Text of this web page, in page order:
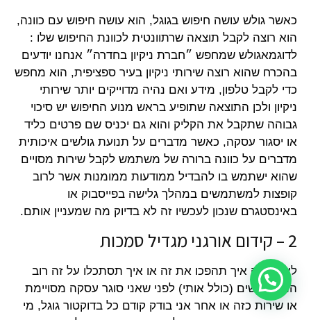
כאשר גולש עושה חיפוש בגוגל, הוא עושה חיפוש עם כוונה,
הוא רוצה לקבל תוצאה שרתוונטית לכוונת החיפוש שלו :
לדוגמאגולש שמחפש ״חברת ניקיון בחדרה״ אנחנו יודעים
בהכרח שהוא רוצה שירותי ניקיון בעיר ספציפית, הוא מחפש
כדי לקבל טלפון, מידע ואם נהיה מדוייקים יותר שירותי
ניקיון ולכן התוצאה שתופיע בראש מנוע החיפוש יש סיכוי
גבוהה שתקבל את הקליק והוא גם יכניס שם פרטים כליד
או יסגור עסקה, כאשר מדברים על תנועת גולשים איכותית
מדברים על כוונה ברורה של משתמש לקבל שירות מסויים
שהוא ישתמש בו להבדיל ממודעות ממומנות אשר לרוב
קופצות למשתמשים במהלך גלישה בפייסבוק או
באינסטגרם שנכון לעכשיו זה לא בדיוק מה שמעניין אותם.
2 – קידום אורגני מגדיל סמכות
לא משנה איך תהפכו את זה או איך תסתכלו על זה רוב
המשתמשים (כולל אותי) לפני שאני סוגר עסקה מסויימת
או שירות כזה או אחר אני בודק קודם כל בדוקטור גוגל, מי